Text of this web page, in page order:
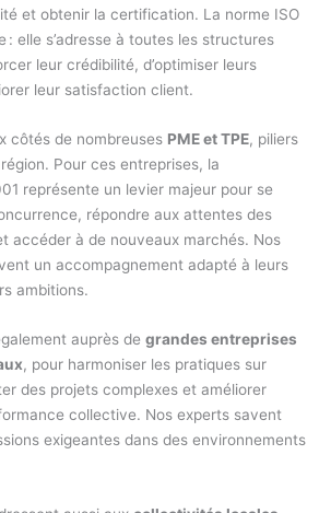
et obtenir la certification. La norme ISO
: elle s’adresse à toutes les structures
leur crédibilité, d’optimiser leurs
leur satisfaction client.
côtés de nombreuses PME et TPE, piliers
Pour ces entreprises, la
représente un levier majeur pour se
répondre aux attentes des
accéder à de nouveaux marchés. Nos
un accompagnement adapté à leurs
ambitions.
auprès degrandes entreprises
, pour harmoniser les pratiques sur
des projets complexes et améliorer
collective. Nos experts savent
exigeantes dans des environnements